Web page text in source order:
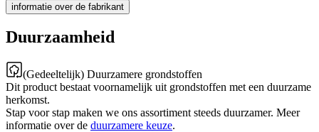
informatie over de fabrikant
Duurzaamheid
(Gedeeltelijk) Duurzamere grondstoffen
Dit product bestaat voornamelijk uit grondstoffen met een duurzame
herkomst.
Stap voor stap maken we ons assortiment steeds duurzamer. Meer
informatie over de duurzamere keuze.